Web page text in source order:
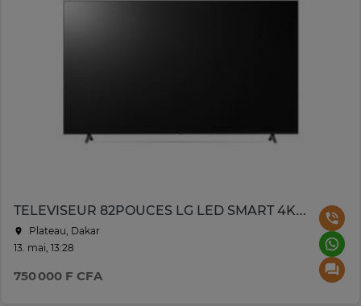
TELEVISEUR 82POUCES LG LED SMART 4K 82UP80006LA
Plateau, Dakar
13. mai, 13:28
750 000 F CFA